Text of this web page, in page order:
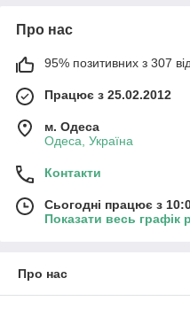
Про нас
95% позитивних з 307
Працює з 25.02.2012
м. Одеса
Одеса, Україна
Контакти
Сьогодні працює з
Показати весь графік
Про нас